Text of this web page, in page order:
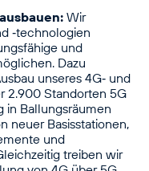
Wir
‑technologien
und
Dazu
unseres 4G‑ und
2.900 Standorten 5G
in Ballungsräumen
neuer Basisstationen,
und
treiben wir